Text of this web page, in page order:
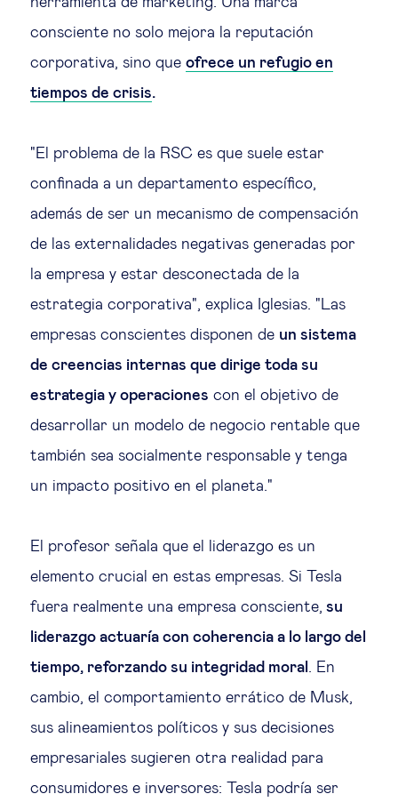
consciente no solo mejora la reputación
corporativa, sino que ofrece un refugio en
tiempos de crisis.
"El problema de la RSC es que suele estar
confinada a un departamento específico,
además de ser un mecanismo de compensación
de las externalidades negativas generadas por
la empresa y estar desconectada de la
estrategia corporativa", explica Iglesias. "Las
empresas conscientes disponen de un sistema
de creencias internas que dirige toda su
estrategia y operaciones con el objetivo de
desarrollar un modelo de negocio rentable que
también sea socialmente responsable y tenga
un impacto positivo en el planeta."
El profesor señala que el liderazgo es un
elemento crucial en estas empresas. Si Tesla
fuera realmente una empresa consciente, su
liderazgo actuaría con coherencia a lo largo del
tiempo, reforzando su integridad moral . En
cambio, el comportamiento errático de Musk,
sus alineamientos políticos y sus decisiones
empresariales sugieren otra realidad para
consumidores e inversores: Tesla podría ser